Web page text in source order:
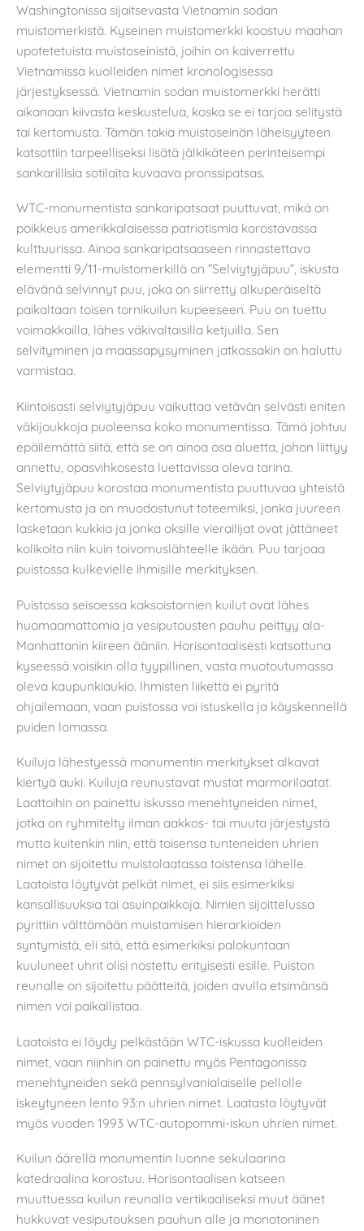
Washingtonissa sijaitsevasta Vietnamin sodan
muistomerkistä. Kyseinen muistomerkki koostuu maahan
upotetetuista muistoseinistä, joihin on kaiverrettu
Vietnamissa kuolleiden nimet kronologisessa
järjestyksessä. Vietnamin sodan muistomerkki herätti
aikanaan kiivasta keskustelua, koska se ei tarjoa selitystä
tai kertomusta. Tämän takia muistoseinän läheisyyteen
katsottiin tarpeelliseksi lisätä jälkikäteen perinteisempi
sankarillisia sotilaita kuvaava pronssipatsas.
WTC-monumentista sankaripatsaat puuttuvat, mikä on
poikkeus amerikkalaisessa patriotismia korostavassa
kulttuurissa. Ainoa sankaripatsaaseen rinnastettava
elementti 9/11-muistomerkillä on ”Selviytyjäpuu”, iskusta
elävänä selvinnyt puu, joka on siirretty alkuperäiseltä
paikaltaan toisen tornikuilun kupeeseen. Puu on tuettu
voimakkailla, lähes väkivaltaisilla ketjuilla. Sen
selvityminen ja maassapysyminen jatkossakin on haluttu
varmistaa.
Kiintoisasti selviytyjäpuu vaikuttaa vetävän selvästi eniten
väkijoukkoja puoleensa koko monumentissa. Tämä johtuu
epäilemättä siitä, että se on ainoa osa aluetta, johon liittyy
annettu, opasvihkosesta luettavissa oleva tarina.
Selviytyjäpuu korostaa monumentista puuttuvaa yhteistä
kertomusta ja on muodostunut toteemiksi, jonka juureen
lasketaan kukkia ja jonka oksille vierailijat ovat jättäneet
kolikoita niin kuin toivomuslähteelle ikään. Puu tarjoaa
puistossa kulkevielle ihmisille merkityksen.
Puistossa seisoessa kaksoistornien kuilut ovat lähes
huomaamattomia ja vesiputousten pauhu peittyy ala-
Manhattanin kiireen ääniin. Horisontaalisesti katsottuna
kyseessä voisikin olla tyypillinen, vasta muotoutumassa
oleva kaupunkiaukio. Ihmisten liikettä ei pyritä
ohjailemaan, vaan puistossa voi istuskella ja käyskennellä
puiden lomassa.
Kuiluja lähestyessä monumentin merkitykset alkavat
kiertyä auki. Kuiluja reunustavat mustat marmorilaatat.
Laattoihin on painettu iskussa menehtyneiden nimet,
jotka on ryhmitelty ilman aakkos- tai muuta järjestystä
mutta kuitenkin niin, että toisensa tunteneiden uhrien
nimet on sijoitettu muistolaatassa toistensa lähelle.
Laatoista löytyvät pelkät nimet, ei siis esimerkiksi
kansallisuuksia tai asuinpaikkoja. Nimien sijoittelussa
pyrittiin välttämään muistamisen hierarkioiden
syntymistä, eli sitä, että esimerkiksi palokuntaan
kuuluneet uhrit olisi nostettu erityisesti esille. Puiston
reunalle on sijoitettu päätteitä, joiden avulla etsimänsä
nimen voi paikallistaa.
Laatoista ei löydy pelkästään WTC-iskussa kuolleiden
nimet, vaan niinhin on painettu myös Pentagonissa
menehtyneiden sekä pennsylvanialaiselle pellolle
iskeytyneen lento 93:n uhrien nimet. Laatasta löytyvät
myös vuoden 1993 WTC-autopommi-iskun uhrien nimet.
Kuilun äärellä monumentin luonne sekulaarina
katedraalina korostuu. Horisontaalisen katseen
muuttuessa kuilun reunalla vertikaaliseksi muut äänet
hukkuvat vesiputouksen pauhun alle ja monotoninen